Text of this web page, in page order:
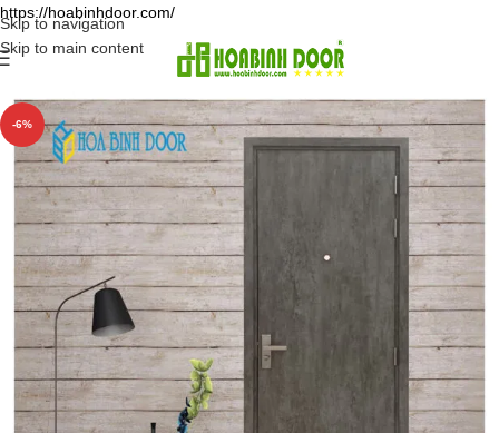
https://hoabinhdoor.com/
Skip to navigation
Skip to main content
-6%